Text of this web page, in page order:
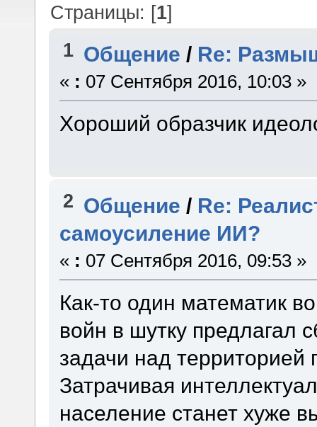
Страницы: [1]
1 Общение / Re:
« : 07 Сентября 2016, 10:03 »
Хороший образчик
2 Общение / Re:
самоусиление ИИ?
« : 07 Сентября 2016, 09:53 »
Как-то один математик
войн в шутку предлагал
задачи над территорией
Затрачивая
население станет хуже